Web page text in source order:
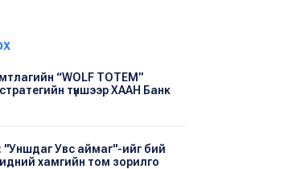
“WOLF TOTEM”
түншээр ХААН Банк
"Уншдаг Увс аймаг"-ийг бий
хамгийн том зорилго